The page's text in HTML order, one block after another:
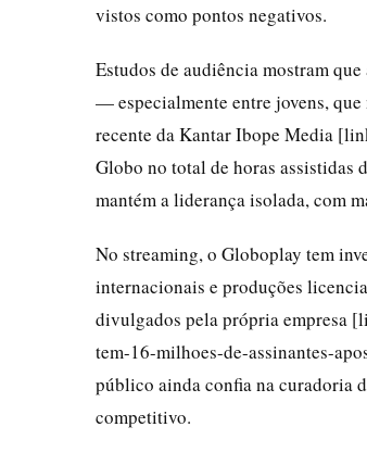
vistos como pontos negativos.
Estudos de audiência mostram
— especialmente entre jovens,
recente da Kantar Ibope Media
Globo no total de horas assistidas
mantém a liderança isolada, com
No streaming, o Globoplay tem
internacionais e produções
divulgados pela própria empresa
tem-16-milhoes-de-assinantes-
público ainda confia na curadoria
competitivo.